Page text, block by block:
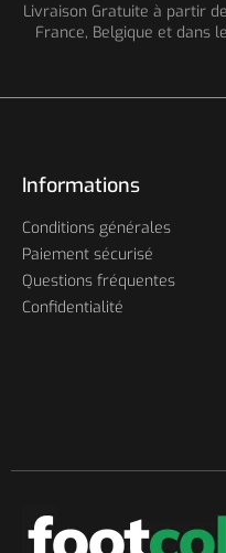
Livraison Gratuite à partir
France, Belgique et dans
Informations
Conditions générales
Paiement sécurisé
Questions fréquentes
Confidentialité